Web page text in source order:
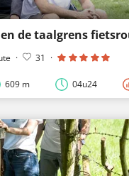
de taalgrens
· 31 ·
609 m 04u24